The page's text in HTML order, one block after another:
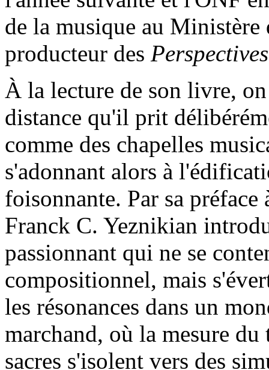
de la musique au
producteur des
À la lecture de son livre,
distance qu'il prit
comme des chapelles
s'adonnant alors à
foisonnante. Par sa
Franck C. Yeznikian
passionnant qui ne se
compositionnel, mais
les résonances dans un
marchand, où la mesure
sacres s'isolent vers des